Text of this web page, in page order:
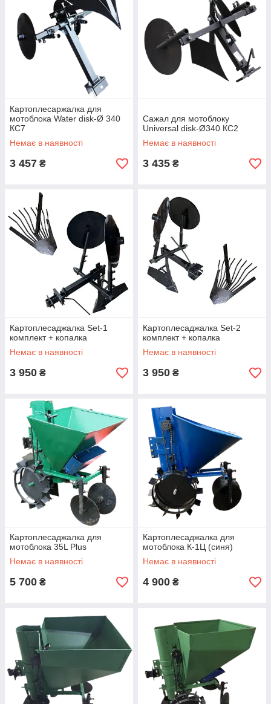
Картоплесаржалка для
мотоблока Water disk-Ø 340
КС7
Немає в наявності
3 457 ₴
Сажал для мотоблоку
Universal disk-Ø340 КС2
Немає в наявності
3 435 ₴
Картоплесаджалка Set-1
комплект + копалка
Немає в наявності
3 950 ₴
Картоплесаджалка Set-2
комплект + копалка
Немає в наявності
3 950 ₴
Картоплесаджалка для
мотоблока 35L Plus
Немає в наявності
5 700 ₴
Картоплесаджалка для
мотоблока К-1Ц (синя)
Немає в наявності
4 900 ₴